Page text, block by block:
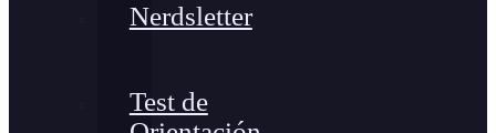
Nerdsletter
Test de